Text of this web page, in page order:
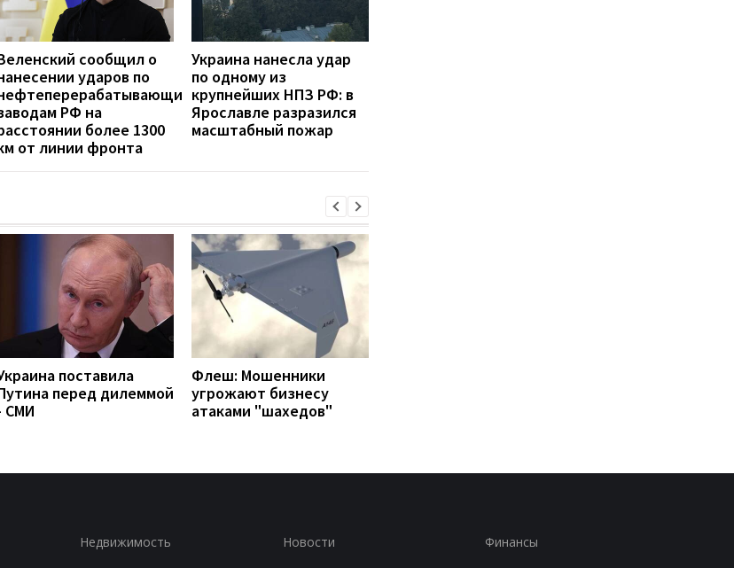
сообщил о
ударов по
РФ на
более 1300
от линии фронта
Украина нанесла удар
по одному из
крупнейших НПЗ РФ: в
Ярославле разразился
масштабный пожар
поставила
перед дилеммой
СМИ
Флеш: Мошенники
угрожают бизнесу
атаками "шахедов"
Недвижимость Новости Финансы